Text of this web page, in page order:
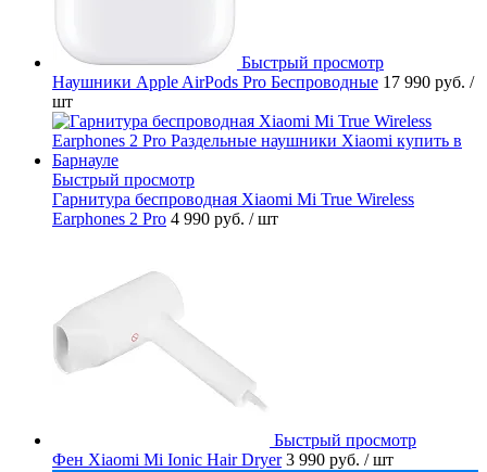
Быстрый просмотр
Наушники Apple AirPods Pro Беспроводные 17 990 руб. /
шт
Быстрый просмотр
Гарнитура беспроводная Xiaomi Mi True Wireless
Earphones 2 Pro 4 990 руб. / шт
Быстрый просмотр
Фен Xiaomi Mi Ionic Hair Dryer 3 990 руб. / шт